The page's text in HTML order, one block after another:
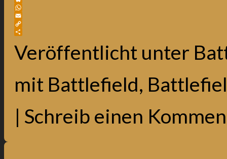
Bluesky
WhatsApp
Email
Copy
Veröffentlicht unter
mit Battlefield,
| Schreib einen